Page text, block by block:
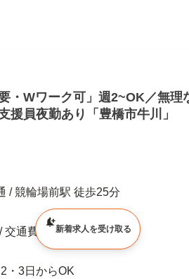
・Wワーク可」週2~OK／無理
援員夜勤あり「豊橋市牛川」
/ 競輪場前駅 徒歩25分
交通費支給
・3日からOK
新着求人を受け取る